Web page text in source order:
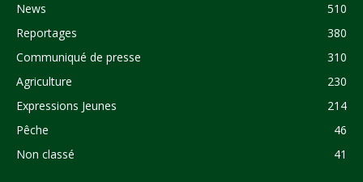
News
510
Reportages
380
Communiqué de presse
310
Agriculture
230
Expressions Jeunes
214
Pêche
46
Non classé
41